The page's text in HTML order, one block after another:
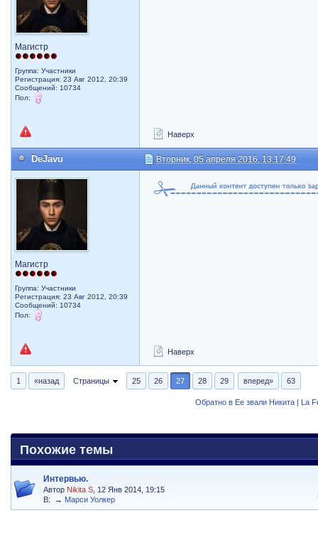
Магистр
Группа: Участники
Регистрация: 23 Авг 2012, 20:39
Сообщений: 10734
Пол:
Наверх
DeJavu Вторник, 05 апреля 2016, 13:17:49
Магистр
Группа: Участники
Регистрация: 23 Авг 2012, 20:39
Сообщений: 10734
Пол:
Наверх
1 «назад Страницы 25 26 27 28 29 вперед» 63
Обратно в Ее звали Никита | La
Похожие темы
Интервью.
Автор Nikita S , 12 Янв 2014, 19:15
В:
→ Марси Уолкер